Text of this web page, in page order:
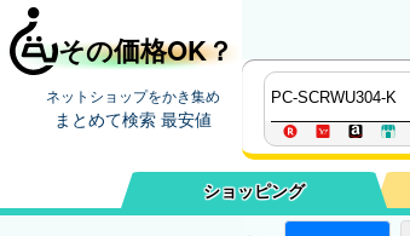
その価格OK？
ネットショップをかき集め
まとめて検索 最安値
ショッピング